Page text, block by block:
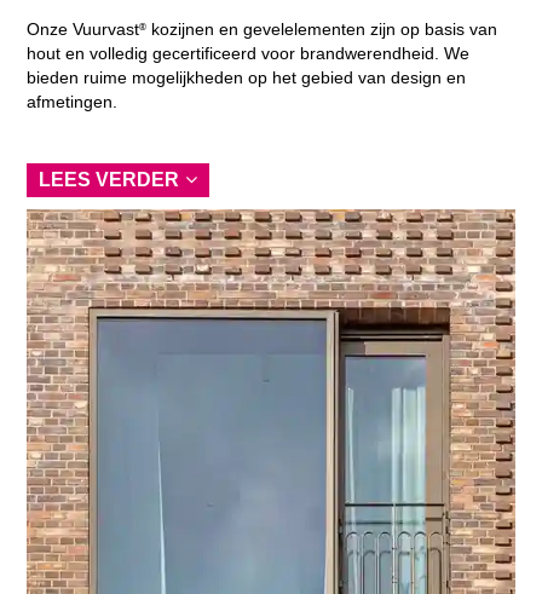
Onze Vuurvast® kozijnen en gevelelementen zijn op basis van
hout en volledig gecertificeerd voor brandwerendheid. We
bieden ruime mogelijkheden op het gebied van design en
afmetingen.
LEES VERDER